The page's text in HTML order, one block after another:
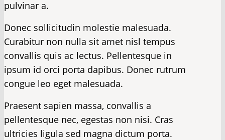
pulvinar a.
Donec sollicitudin molestie malesuada.
Curabitur non nulla sit amet nisl tempus
convallis quis ac lectus. Pellentesque in
ipsum id orci porta dapibus. Donec rutrum
congue leo eget malesuada.
Praesent sapien massa, convallis a
pellentesque nec, egestas non nisi. Cras
ultricies ligula sed magna dictum porta.